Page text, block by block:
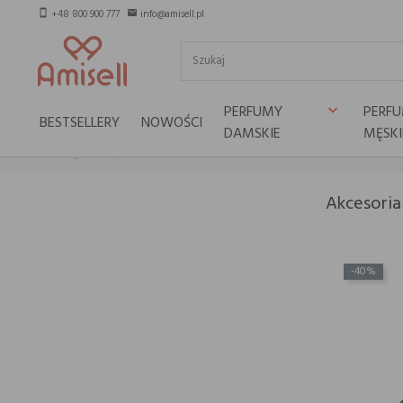
smartphone +48 800 900 777 email info@amisell.pl
BESTSELLERY NOWOŚCI
PERFUMY
DAMSKIE
keyboard_arrow_down
Strona główna
-40%